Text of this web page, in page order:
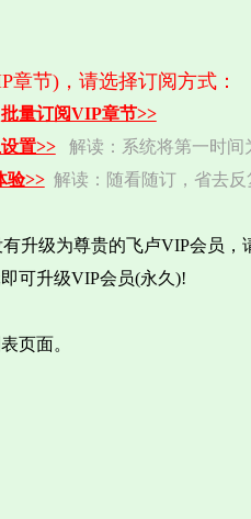
章节)，请选择订阅方式：
批量订阅VIP章节>>
置>>
解读：系统将第一时
验>> 解读：随看随订，省去
升级为尊贵的飞卢VIP会员，
即可升级VIP会员(永久)!
页面。